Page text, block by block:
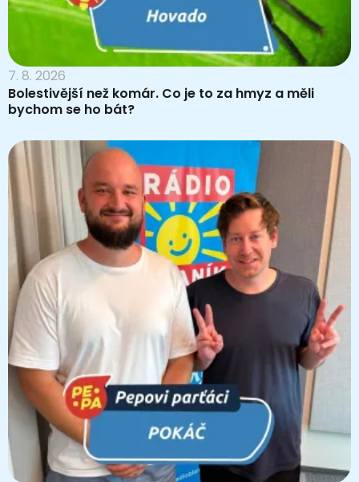
7. 8. 2026
Bolestivější než komár. Co je to za hmyz a měli
bychom se ho bát?